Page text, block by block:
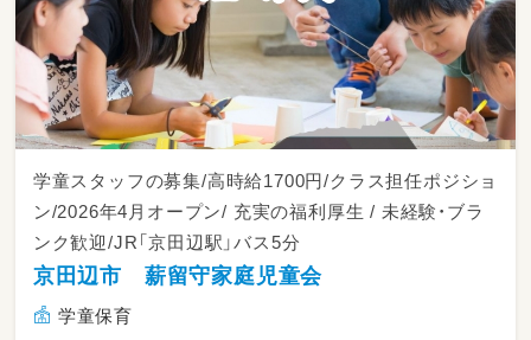
学童スタッフの募集/高時給1700円/クラス担任ポジショ
ン/2026年4月オープン/ 充実の福利厚生 / 未経験・ブラ
ンク歓迎/JR「京田辺駅」バス5分
京田辺市 薪留守家庭児童会
学童保育